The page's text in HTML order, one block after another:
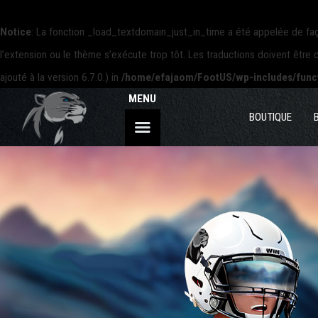
Notice: La fonction _load_textdomain_just_in_time a été appelée de
l’extension ou le thème s’exécute trop tôt. Les traductions doivent être
ajouté à la version 6.7.0.) in /home/efajaom/FootUS/wp-includes/
MENU
BOUTIQUE